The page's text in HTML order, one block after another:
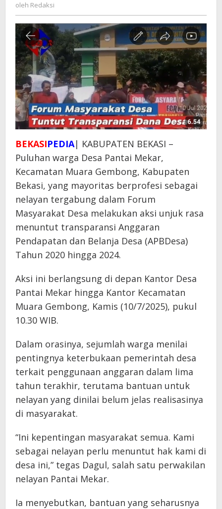
oleh Redaksi
BEKASIPEDIA| KABUPATEN BEKASI –
Puluhan warga Desa Pantai Mekar,
Kecamatan Muara Gembong, Kabupaten
Bekasi, yang mayoritas berprofesi sebagai
nelayan tergabung dalam Forum
Masyarakat Desa melakukan aksi unjuk rasa
menuntut transparansi Anggaran
Pendapatan dan Belanja Desa (APBDesa)
Tahun 2020 hingga 2024.
Aksi ini berlangsung di depan Kantor Desa
Pantai Mekar hingga Kantor Kecamatan
Muara Gembong, Kamis (10/7/2025), pukul
10.30 WIB.
Dalam orasinya, sejumlah warga menilai
pentingnya keterbukaan pemerintah desa
terkait penggunaan anggaran dalam lima
tahun terakhir, terutama bantuan untuk
nelayan yang dinilai belum jelas realisasinya
di masyarakat.
“Ini kepentingan masyarakat semua. Kami
sebagai nelayan perlu menuntut hak kami di
desa ini,” tegas Dagul, salah satu perwakilan
nelayan Pantai Mekar.
Ia menyebutkan, bantuan yang seharusnya